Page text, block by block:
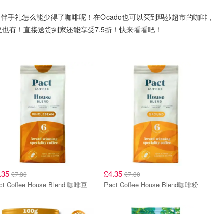
手礼怎么能少得了咖啡呢！在Ocado也可以买到玛莎超市的咖啡，
有！直接送货到家还能享受7.5折！快来看看吧！
£7.30
Coffee House Blend 咖啡豆
£4.35 £7.30
Pact Coffee House Blend咖啡粉